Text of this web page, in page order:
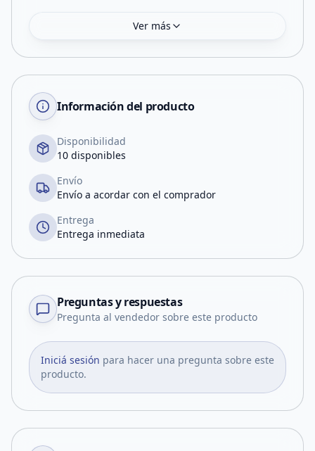
Ver más
Información del producto
Disponibilidad
10 disponibles
Envío
Envío a acordar con el comprador
Entrega
Entrega inmediata
Preguntas y respuestas
Pregunta al vendedor sobre este producto
Iniciá sesión para hacer una pregunta sobre este
producto.